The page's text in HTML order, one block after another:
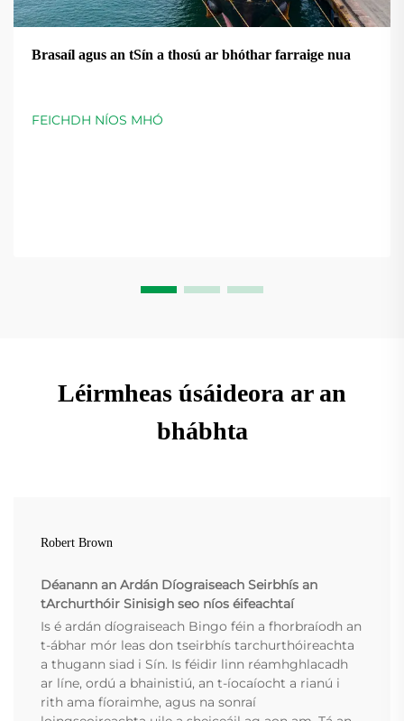
Brasaíl agus an tSín a thosú ar bhóthar farraige nua
FEICHDH NÍOS MHÓ
Léirmheas úsáideora ar an
bhábhta
Robert Brown
Déanann an Ardán Díograiseach Seirbhís an
tArchurthóir Sinisigh seo níos éifeachtaí
Is é ardán díograiseach Bingo féin a fhorbraíodh an
t-ábhar mór leas don tseirbhís tarchurthóireachta
a thugann siad i Sín. Is féidir linn réamhghlacadh
ar líne, ordú a bhainistiú, an t-íocaíocht a rianú i
rith ama fíoraimhe, agus na sonraí